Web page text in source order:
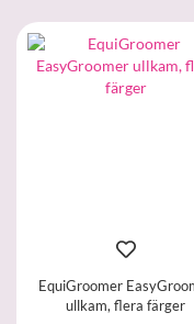
EquiGroomer
ullkam, flera färger